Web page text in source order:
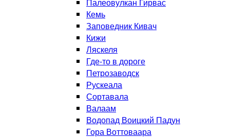
Кемь
Заповедник Кивач
Кижи
Ляскеля
Где-то в дороге
Петрозаводск
Рускеала
Сортавала
Валаам
Водопад Воицкий Падун
Гора Воттоваара